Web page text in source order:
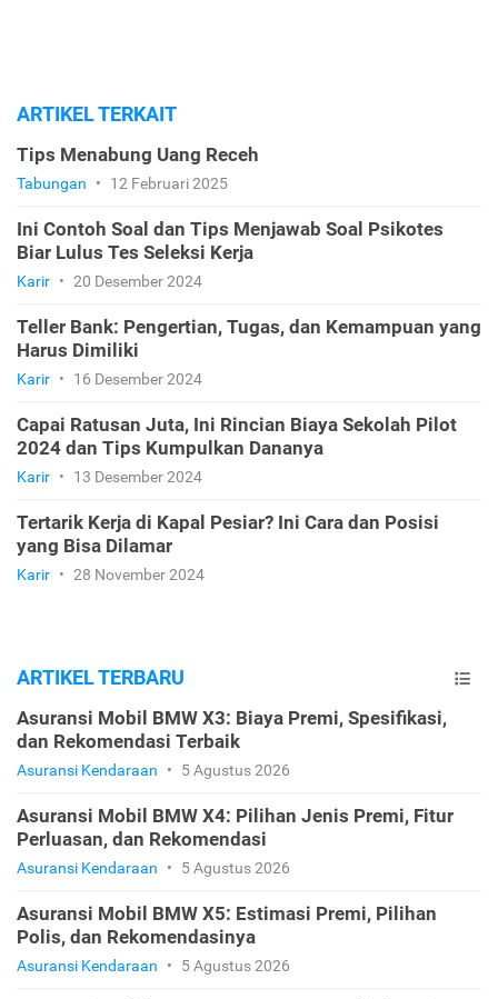
ARTIKEL TERKAIT
Tips Menabung Uang Receh
Tabungan • 12 Februari 2025
Ini Contoh Soal dan Tips Menjawab Soal Psikotes
Biar Lulus Tes Seleksi Kerja
Karir • 20 Desember 2024
Teller Bank: Pengertian, Tugas, dan Kemampuan yang
Harus Dimiliki
Karir • 16 Desember 2024
Capai Ratusan Juta, Ini Rincian Biaya Sekolah Pilot
2024 dan Tips Kumpulkan Dananya
Karir • 13 Desember 2024
Tertarik Kerja di Kapal Pesiar? Ini Cara dan Posisi
yang Bisa Dilamar
Karir • 28 November 2024
ARTIKEL TERBARU
Asuransi Mobil BMW X3: Biaya Premi, Spesifikasi,
dan Rekomendasi Terbaik
Asuransi Kendaraan • 5 Agustus 2026
Asuransi Mobil BMW X4: Pilihan Jenis Premi, Fitur
Perluasan, dan Rekomendasi
Asuransi Kendaraan • 5 Agustus 2026
Asuransi Mobil BMW X5: Estimasi Premi, Pilihan
Polis, dan Rekomendasinya
Asuransi Kendaraan • 5 Agustus 2026